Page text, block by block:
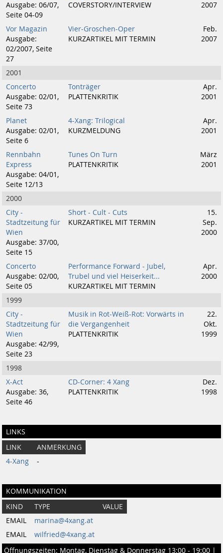
Ausgabe: 06/07,
Seite 04-09
COVERSTORY/INTERVIEW
2007
Vor Magazin
Ausgabe:
02/2007, Seite
27
Vier-Groschen-Oper
KURZARTIKEL MIT TERMIN
Feb.
2007
2001
Concerto
Ausgabe: 02/01,
Seite 73
Tonträger
PLATTENKRITIK
Apr.
2001
Planet
Ausgabe: 02/01,
Seite 6
4-Xang: Trilogical
KURZMELDUNG
Apr.
2001
Rennbahn
Express
Ausgabe: 04/01,
Seite 12/13
Tunes On Turn
PLATTENKRITIK
März
2001
2000
City -
Stadtzeitung für
Wien
Ausgabe: 37/00,
Seite 15
Short - Cult - Cuts
KURZARTIKEL MIT TERMIN
15.
Sep.
2000
Concerto
Ausgabe: 02/00,
Seite 05
Performance Forward - Jubel,
Trubel und viel Heiserkeit...
KURZARTIKEL MIT TERMIN
Apr.
2000
1999
City -
Stadtzeitung für
Wien
Ausgabe: 42/99,
Seite 23
Musik in Rot-Weiß-Rot: Vorwärts in
die Vergangenheit
PLATTENKRITIK
22.
Okt.
1999
1998
X-Act
Ausgabe: 36,
Seite 46
CD-Corner: 4 Xang
PLATTENKRITIK
Dez.
1998
LINKS
LINK
ANMERKUNG
4-Xang
-
KOMMUNIKATION
KIND TYPE
VALUE
EMAIL
marina@4xang.at
EMAIL
wilfried@4xang.at
Öffnungszeiten: Montag, Dienstag & Donnerstag 13:00 - 19:00 |